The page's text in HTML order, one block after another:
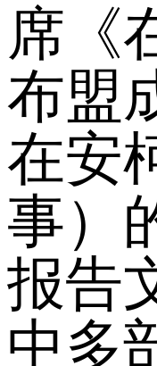
席《
布盟
在安
事）
报告
中多